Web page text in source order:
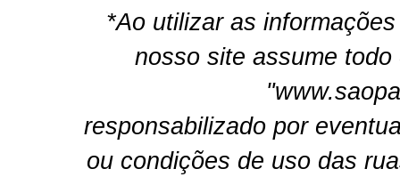
*Ao utilizar as
nosso site assume
responsabilizado por
ou condições de uso das